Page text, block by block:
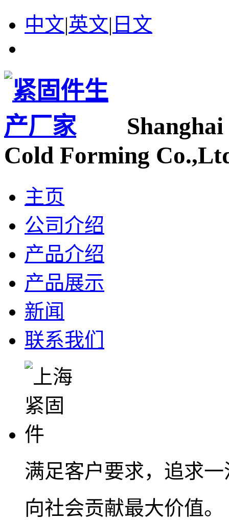
中文|英文| 日文
Cold Forming
主页
公司介绍
产品介绍
产品展示
新闻
联系我们
满足客户要求，追求
向社会贡献最大价值。